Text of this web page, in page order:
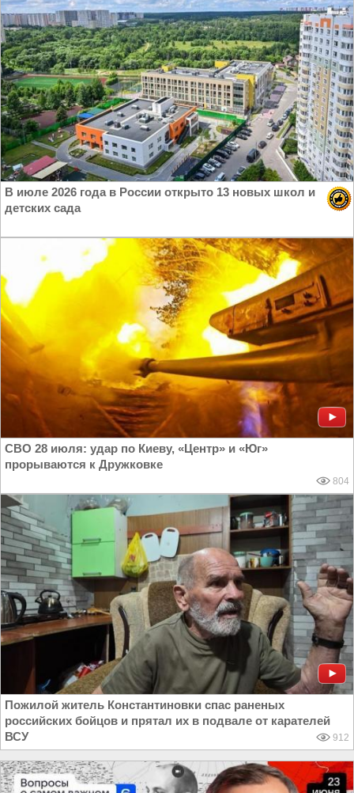
В июле 2026 года в России открыто 13 новых школ и
детских сада
СВО 28 июля: удар по Киеву, «Центр» и «Юг»
прорываются к Дружковке
804
Пожилой житель Константиновки спас раненых
российских бойцов и прятал их в подвале от карателей
ВСУ
912